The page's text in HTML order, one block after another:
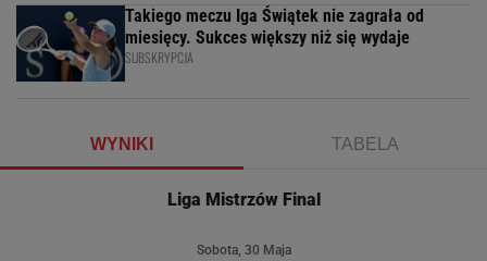
Takiego meczu Iga Świątek nie zagrała od
miesięcy. Sukces większy niż się wydaje
SUBSKRYPCJA
WYNIKI TABELA
Liga Mistrzów Final
Sobota, 30 Maja